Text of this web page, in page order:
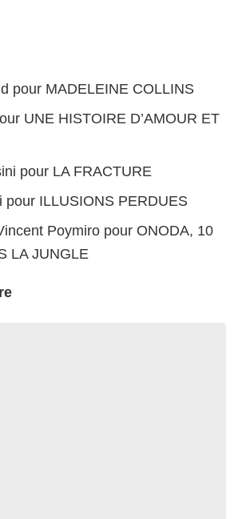
pour MADELEINE COLLINS
UNE HISTOIRE D’AMOUR ET
pour LA FRACTURE
pour ILLUSIONS PERDUES
Poymiro pour ONODA, 10
LA JUNGLE